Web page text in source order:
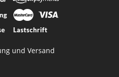
und Versand